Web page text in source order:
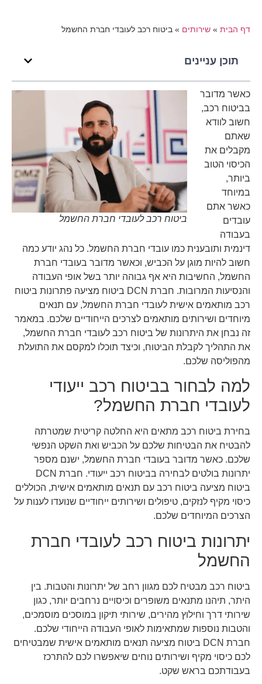
דף הבית» שירותים» ביטוח רכב לעובדי חברת החשמל
תוכן עניינים
ביטוח רכב לעובדי חברת החשמל
כאשר מדובר
בביטוח רכב,
חשוב לוודא
שאתם
מקבלים את
הכיסוי הטוב
ביותר,
במיוחד
כאשר אתם
עובדים
בעבודה
דינמית ותובענית כמו עובדי חברת החשמל. כל נהג יודע כמה
חשוב להיות מוגן על הכביש, וכאשר מדובר בעובדי חברת
החשמל, החשיבות היא אף גבוהה יותר בשל אופי העבודה
והנסיעות המרובות. חברת DCN ביטוח מציעה פתרונות ביטוח
רכב מותאמים אישית לעובדי חברת החשמל, עם תנאים
מיוחדים ושירותים מותאמים לצרכים הייחודיים שלכם. במאמר
זה נבחן את היתרונות של ביטוח רכב לעובדי חברת החשמל,
את התהליך לקבלת הביטוח, וכיצד תוכלו למקסם את התועלת
מהפוליסה שלכם.
למה לבחור בביטוח רכב ייעודי
לעובדי חברת החשמל?
בחירת ביטוח רכב מתאים היא החלטה קריטית שמטרתה
להבטיח את הבטיחות שלכם על הכביש ואת השקט הנפשי
שלכם. כאשר מדובר בעובדי חברת החשמל, ישנם מספר
יתרונות בולטים לבחירה בביטוח רכב ייעודי. חברת DCN
ביטוח מציעה ביטוח רכב עם תנאים מותאמים אישית, הכוללים
כיסוי מקיף לנזקים, טיפולים ושירותים ייחודיים שנועדו לענות על
הצרכים המיוחדים שלכם.
יתרונות ביטוח רכב לעובדי חברת
החשמל
ביטוח רכב מבטיח לכם מגוון רחב של יתרונות והטבות. בין
היתר, תיהנו מתנאים משופרים וכיסויים נרחבים יותר, כגון
שירותי דרך וחילוץ מהירים, שירותי תיקון במוסכים מוסמכים,
והטבות נוספות שמתאימות לאופי העבודה הייחודי שלכם.
חברת DCN ביטוח מציעה תנאים מותאמים אישית שמבטיחים
לכם כיסוי מקיף ושירותים נוחים שיאפשרו לכם להתרכז
בעבודתכם בראש שקט.